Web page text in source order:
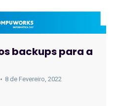
backups para a
8 de Fevereiro, 2022